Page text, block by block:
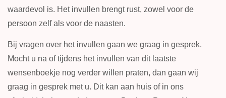
waardevol is. Het invullen brengt rust, zowel voor de
persoon zelf als voor de naasten.
Bij vragen over het invullen gaan we graag in gesprek.
Mocht u na of tijdens het invullen van dit laatste
wensenboekje nog verder willen praten, dan gaan wij
graag in gesprek met u. Dit kan aan huis of in ons